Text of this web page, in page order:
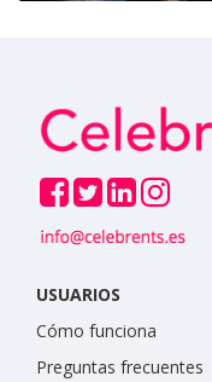
USUARIOS
Cómo funciona
Preguntas frecuentes